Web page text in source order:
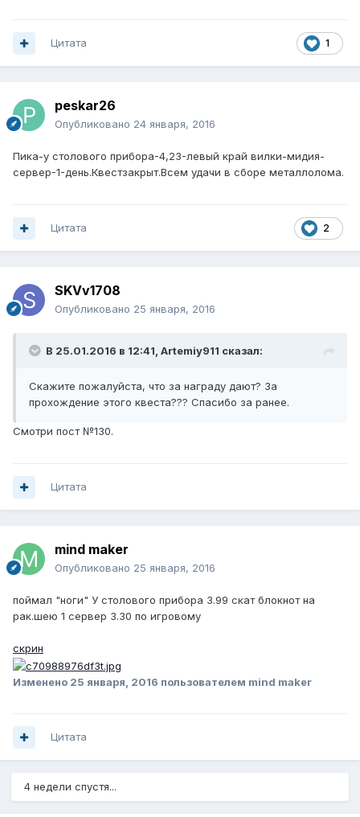
1
Цитата
peskar26
Опубликовано 24 января, 2016
Пика-у столового прибора-4,23-левый край вилки-мидия-
сервер-1-день.Квестзакрыт.Всем удачи в сборе металлолома.
2
Цитата
SKVv1708
Опубликовано 25 января, 2016
В 25.01.2016 в 12:41, Artemiy911 сказал:
Скажите пожалуйста, что за награду дают? За
прохождение этого квеста??? Спасибо за ранее.
Смотри пост №130.
Цитата
mind maker
Опубликовано 25 января, 2016
поймал "ноги" У столового прибора 3.99 скат блокнот на
рак.шею 1 сервер 3.30 по игровому
скрин
Изменено 25 января, 2016 пользователем mind maker
Цитата
4 недели спустя...